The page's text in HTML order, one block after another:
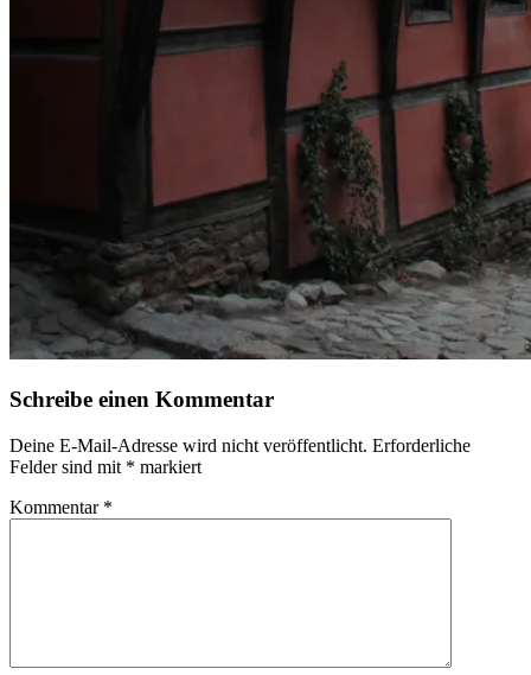
Schreibe einen Kommentar
Deine E-Mail-Adresse wird nicht veröffentlicht. Erforderliche
Felder sind mit * markiert
Kommentar *